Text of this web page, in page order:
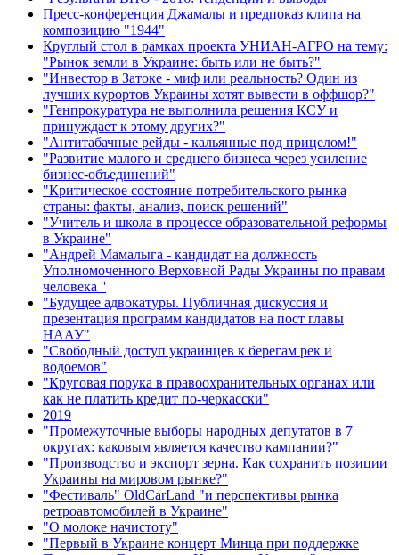
Пресс-конференция Джамалы и предпоказ клипа на
композицию "1944"
Круглый стол в рамках проекта УНИАН-АГРО на тему:
"Рынок земли в Украине: быть или не быть?"
"Инвестор в Затоке - миф или реальность? Один из
лучших курортов Украины хотят вывести в оффшор?"
"Генпрокуратура не выполнила решения КСУ и
принуждает к этому других?"
"Антитабачные рейды - кальянные под прицелом!"
"Развитие малого и среднего бизнеса через усиление
бизнес-объединений"
"Критическое состояние потребительского рынка
страны: факты, анализ, поиск решений"
"Учитель и школа в процессе образовательной реформы
в Украине"
"Андрей Мамалыга - кандидат на должность
Уполномоченного Верховной Рады Украины по правам
человека ''
"Будущее адвокатуры. Публичная дискуссия и
презентация программ кандидатов на пост главы
НААУ"
"Свободный доступ украинцев к берегам рек и
водоемов"
"Круговая порука в правоохранительных органах или
как не платить кредит по-черкасски"
2019
"Промежуточные выборы народных депутатов в 7
округах: каковым является качество кампании?"
"Производство и экспорт зерна. Как сохранить позиции
Украины на мировом рынке?"
"Фестиваль" OldCarLand "и перспективы рынка
ретроавтомобилей в Украине"
"О молоке начистоту"
"Первый в Украине концерт Минца при поддержке